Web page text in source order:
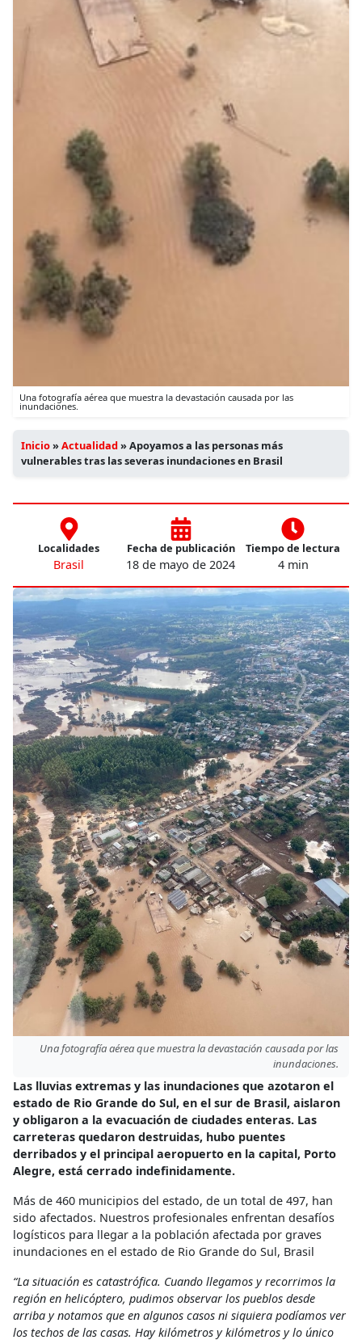
Una fotografía aérea que muestra la devastación causada por las
inundaciones.
Inicio»Actualidad»Apoyamos a las personas más
vulnerables tras las severas inundaciones en Brasil
Localidades
Brasil
Fecha de publicación
18 de mayo de 2024
Tiempo de lectura
4 min
Una fotografía aérea que muestra la devastación causada por las
inundaciones.
Las lluvias extremas y las inundaciones que azotaron el
estado de Rio Grande do Sul, en el sur de Brasil, aislaron
y obligaron a la evacuación de ciudades enteras. Las
carreteras quedaron destruidas, hubo puentes
derribados y el principal aeropuerto en la capital, Porto
Alegre, está cerrado indefinidamente.
Más de 460 municipios del estado, de un total de 497, han
sido afectados. Nuestros profesionales enfrentan desafíos
logísticos para llegar a la población afectada por graves
inundaciones en el estado de Rio Grande do Sul, Brasil
“La situación es catastrófica. Cuando llegamos y recorrimos la
región en helicóptero, pudimos observar los pueblos desde
arriba y notamos que en algunos casos ni siquiera podíamos ver
los techos de las casas. Hay kilómetros y kilómetros y lo único